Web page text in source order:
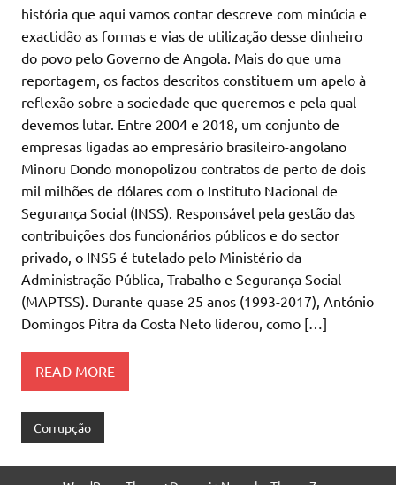
história que aqui vamos contar descreve com minúcia e
exactidão as formas e vias de utilização desse dinheiro
do povo pelo Governo de Angola. Mais do que uma
reportagem, os factos descritos constituem um apelo à
reflexão sobre a sociedade que queremos e pela qual
devemos lutar. Entre 2004 e 2018, um conjunto de
empresas ligadas ao empresário brasileiro-angolano
Minoru Dondo monopolizou contratos de perto de dois
mil milhões de dólares com o Instituto Nacional de
Segurança Social (INSS). Responsável pela gestão das
contribuições dos funcionários públicos e do sector
privado, o INSS é tutelado pelo Ministério da
Administração Pública, Trabalho e Segurança Social
(MAPTSS). Durante quase 25 anos (1993-2017), António
Domingos Pitra da Costa Neto liderou, como […]
READ MORE
Corrupção